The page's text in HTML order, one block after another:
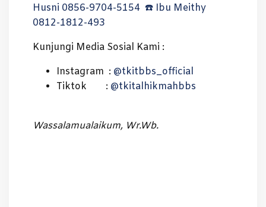
Husni 0856-9704-5154 ☎️ Ibu Meithy
0812-1812-493
Kunjungi Media Sosial Kami :
Instagram : @tkitbbs_official
Tiktok : @tkitalhikmahbbs
Wassalamualaikum, Wr.Wb.